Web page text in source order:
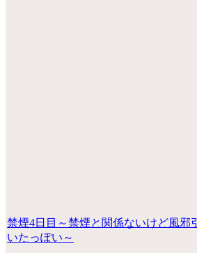
禁煙4日目～禁煙と関係ないけど風邪引
いたっぽい～